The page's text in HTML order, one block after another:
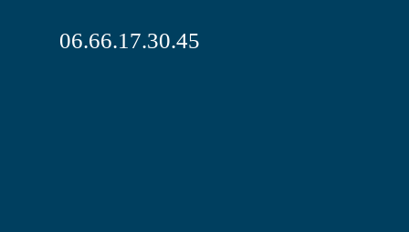
06.66.17.30.45